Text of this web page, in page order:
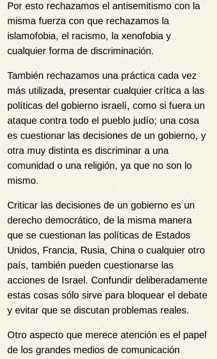
Por esto rechazamos el antisemitismo con la
misma fuerza con que rechazamos la
islamofobia, el racismo, la xenofobia y
cualquier forma de discriminación.
También rechazamos una práctica cada vez
más utilizada, presentar cualquier crítica a las
políticas del gobierno israelí, como si fuera un
ataque contra todo el pueblo judío; una cosa
es cuestionar las decisiones de un gobierno, y
otra muy distinta es discriminar a una
comunidad o una religión, ya que no son lo
mismo.
Criticar las decisiones de un gobierno es un
derecho democrático, de la misma manera
que se cuestionan las políticas de Estados
Unidos, Francia, Rusia, China o cualquier otro
país, también pueden cuestionarse las
acciones de Israel. Confundir deliberadamente
estas cosas sólo sirve para bloquear el debate
y evitar que se discutan problemas reales.
Otro aspecto que merece atención es el papel
de los grandes medios de comunicación